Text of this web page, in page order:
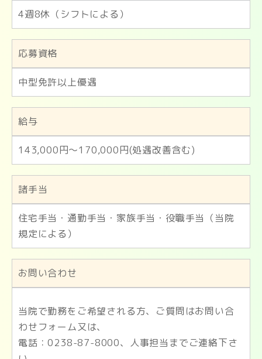
4週8休（シフトによる）
応募資格
中型免許以上優遇
給与
143,000円～170,000円(処遇改善含む)
諸手当
住宅手当・通勤手当・家族手当・役職手当（当院
規定による）
お問い合わせ
当院で勤務をご希望される方、ご質問はお問い合
わせフォーム又は、
電話：0238-87-8000、人事担当までご連絡下さ